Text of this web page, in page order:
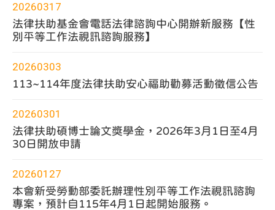
20260317
法律扶助基金會電話法律諮詢中心開辦新服務【性
別平等工作法視訊諮詢服務】
20260303
113~114年度法律扶助安心福助勸募活動徵信公告
20260301
法律扶助碩博士論文獎學金，2026年3月1日至4月
30日開放申請
20260127
本會新受勞動部委託辦理性別平等工作法視訊諮詢
專案，預計自115年4月1日起開始服務。